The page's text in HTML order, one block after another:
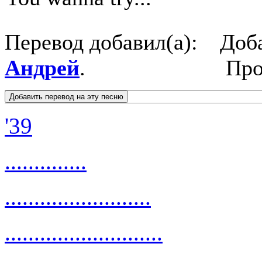
Перевод добавил(а):
Андрей.
'39
..............
.........................
...........................